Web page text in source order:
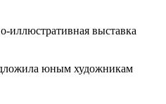
иллюстративная выставка
юным художникам